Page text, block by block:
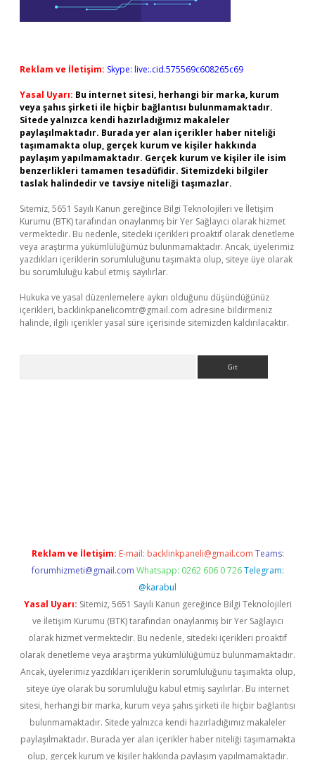
Reklam ve İletişim: Skype: live:.cid.575569c608265c69
Yasal Uyarı: Bu internet sitesi, herhangi bir marka, kurum
veya şahıs şirketi ile hiçbir bağlantısı bulunmamaktadır.
Sitede yalnızca kendi hazırladığımız makaleler
paylaşılmaktadır. Burada yer alan içerikler haber niteliği
taşımamakta olup, gerçek kurum ve kişiler hakkında
paylaşım yapılmamaktadır. Gerçek kurum ve kişiler ile isim
benzerlikleri tamamen tesadüfidir. Sitemizdeki bilgiler
taslak halindedir ve tavsiye niteliği taşımazlar.
Sitemiz, 5651 Sayılı Kanun gereğince Bilgi Teknolojileri ve İletişim
Kurumu (BTK) tarafından onaylanmış bir Yer Sağlayıcı olarak hizmet
vermektedir. Bu nedenle, sitedeki içerikleri proaktif olarak denetleme
veya araştırma yükümlülüğümüz bulunmamaktadır. Ancak, üyelerimiz
yazdıkları içeriklerin sorumluluğunu taşımakta olup, siteye üye olarak
bu sorumluluğu kabul etmiş sayılırlar.
Hukuka ve yasal düzenlemelere aykırı olduğunu düşündüğünüz
içerikleri, backlinkpanelicomtr@gmail.com adresine bildirmeniz
halinde, ilgili içerikler yasal süre içerisinde sitemizden kaldırılacaktır.
Reklam ve İletişim: E-mail: backlinkpaneli@gmail.com Teams:
forumhizmeti@gmail.com Whatsapp: 0262 606 0 726 Telegram:
@karabul
Yasal Uyarı: Sitemiz, 5651 Sayılı Kanun gereğince Bilgi Teknolojileri
ve İletişim Kurumu (BTK) tarafından onaylanmış bir Yer Sağlayıcı
olarak hizmet vermektedir. Bu nedenle, sitedeki içerikleri proaktif
olarak denetleme veya araştırma yükümlülüğümüz bulunmamaktadır.
Ancak, üyelerimiz yazdıkları içeriklerin sorumluluğunu taşımakta olup,
siteye üye olarak bu sorumluluğu kabul etmiş sayılırlar. Bu internet
sitesi, herhangi bir marka, kurum veya şahıs şirketi ile hiçbir bağlantısı
bulunmamaktadır. Sitede yalnızca kendi hazırladığımız makaleler
paylaşılmaktadır. Burada yer alan içerikler haber niteliği taşımamakta
olup, gerçek kurum ve kişiler hakkında paylaşım yapılmamaktadır.